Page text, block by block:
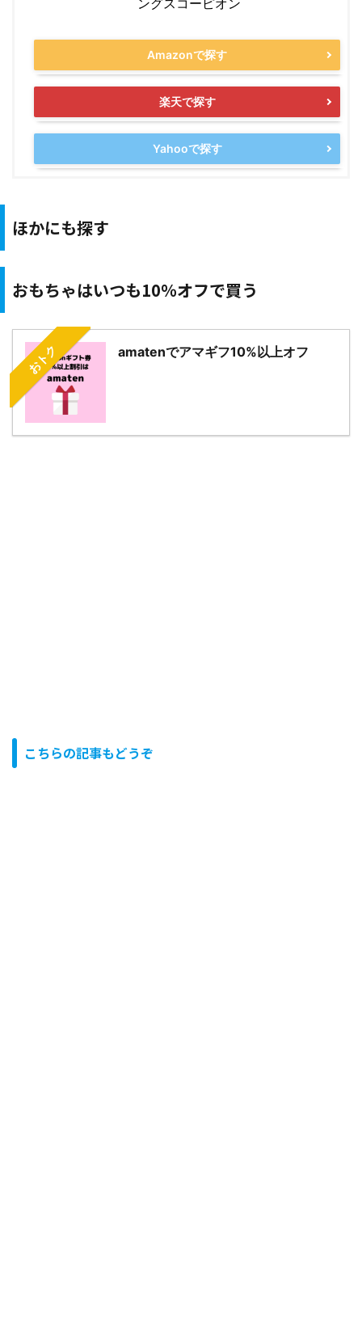
ングスコーピオン
Amazonで探す
楽天で探す
Yahooで探す
ほかにも探す
おもちゃはいつも10％オフで買う
おトク amatenでアマギフ10%以上オフ
こちらの記事もどうぞ